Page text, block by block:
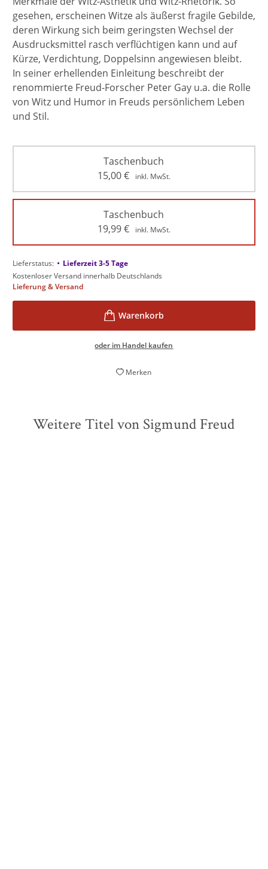
gesehen, erscheinen Witze als äußerst fragile Gebilde,
deren Wirkung sich beim geringsten Wechsel der
Ausdrucksmittel rasch verflüchtigen kann und auf
Kürze, Verdichtung, Doppelsinn angewiesen bleibt.
In seiner erhellenden Einleitung beschreibt der
renommierte Freud-Forscher Peter Gay u.a. die Rolle
von Witz und Humor in Freuds persönlichem Leben
und Stil.
Taschenbuch
15,00€ inkl. MwSt.
Taschenbuch
19,99€ inkl. MwSt.
Lieferstatus: • Lieferzeit 3-5 Tage
Kostenloser Versand innerhalb Deutschlands
Lieferung & Versand
oder im Handel kaufen
Merken
Weitere Titel von Sigmund Freud